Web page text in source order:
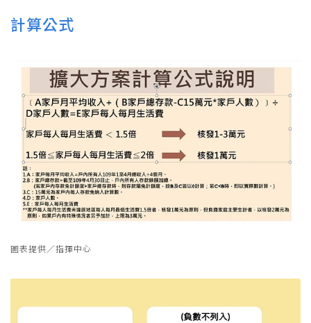
計算公式
圖表提供／指揮中心